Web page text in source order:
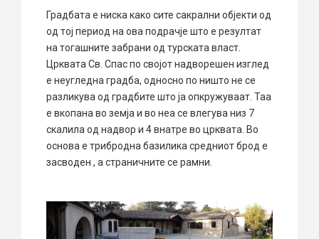
Градбата е ниска како сите сакрални објекти од
од тој период на ова подрачје што е резултат
на тогашните забрани од турската власт.
Црквата Св. Спас по својот надворешен изглед
е неугледна градба, односно по ништо не се
разликува од градбите што ја опкружуваат. Таа
е вкопана во земја и во неа се влегува низ 7
скалила од надвор и 4 внатре во црквата. Во
основа е трибродна базилика средниот брод е
засводен , а страничните се рамни.